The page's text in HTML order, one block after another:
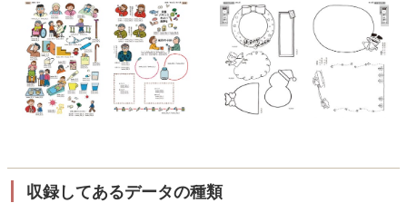
収録してあるデータの種類